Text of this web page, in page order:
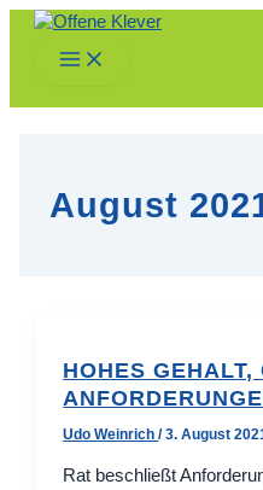
Zum
springen
Main
Menu
August
HOHES GEHALT,
Udo Weinrich/3. August
Rat beschließt